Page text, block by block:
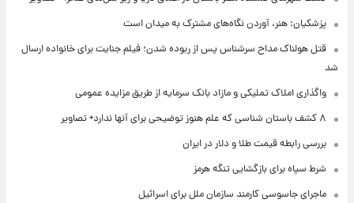
پزشکیان: هنر، آوردن نگاه‌های مشترک به میدان است
قتل هولناک مداح سرشناس پس از ربوده شدن؛ فیلم جنایت برای خانواده ارسال
شد
واگذاری املاک تملیکی و مازاد بانک سرمایه از طریق مزایده عمومی
۸ کشف باستان شناسی که علم هنوز توضیحی برای آنها ندارد+ تصاویر
بررسی رابطه قیمت طلا و دلار در ایران
شرط سپاه برای بازگشایی تنگه هرمز
ماجرای جاسوسی کارمند سازمان ملل برای اسرائیل